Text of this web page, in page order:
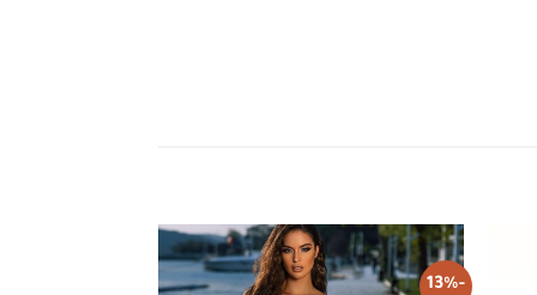
-13%
Add to